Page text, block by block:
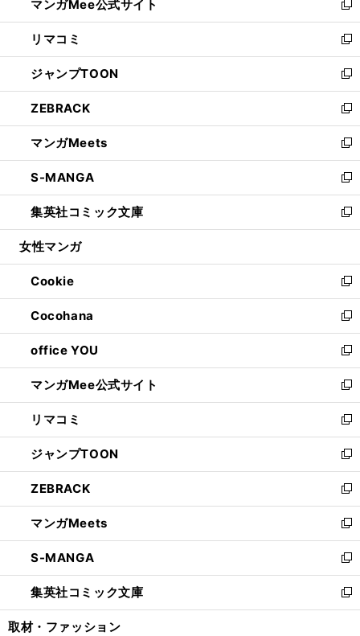
く
ド
ウ
で
開
く
ィ
ン
ド
ウ
で
開
く
い
ウ
ィ
ン
ド
ウ
で
開
く
マンガMee公式サイト
新
し
い
ウ
ィ
ン
ド
ウ
で
開
く
リマコミ
新
し
い
ウ
ィ
ン
ド
ウ
で
開
く
ジャンプTOON
新
し
い
ウ
ィ
ン
ド
ウ
で
開
ZEBRACK
新
し
い
ウ
ィ
ン
ド
ウ
開
く
マンガMeets
新
し
い
ウ
ィ
ン
ウ
で
開
く
S-MANGA
新
し
い
ウ
ン
ド
ウ
で
開
く
集英社コミック文庫
新
し
ウ
ィ
ン
ド
ウ
で
開
く
女性マンガ
Cookie
新
し
い
ウ
ィ
ン
ド
ウ
で
開
く
Cocohana
新
し
い
ウ
ィ
ン
ド
ウ
で
開
く
office YOU
新
し
い
ウ
ィ
ン
ド
ウ
で
開
く
マンガMee公式サイト
新
し
い
ウ
ィ
ン
ド
ウ
で
開
く
リマコミ
新
し
い
ウ
ィ
ン
ド
ウ
で
開
く
ジャンプTOON
新
し
い
ウ
ィ
ン
ド
ウ
で
開
ZEBRACK
新
し
い
ウ
ィ
ン
ド
ウ
マンガMeets
新
し
い
ウ
ィ
ン
S-MANGA
新
し
い
ウ
集英社コミック文庫
新
し
取材・ファッション